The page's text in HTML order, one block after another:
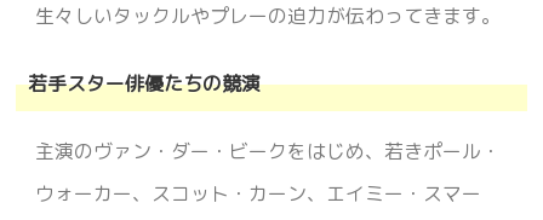
生々しいタックルやプレーの迫力が伝わってきます。
若手スター俳優たちの競演
主演のヴァン・ダー・ビークをはじめ、若きポール・
ウォーカー、スコット・カーン、エイミー・スマー